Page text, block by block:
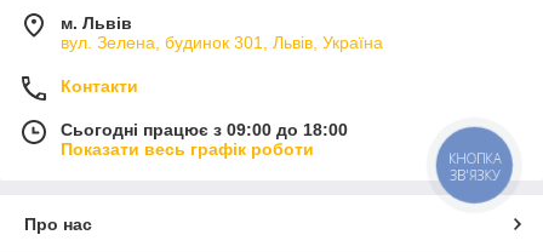
м. Львів
вул. Зелена, будинок 301, Львів, Україна
Контакти
Сьогодні працює з 09:00 до 18:00
Показати весь графік роботи
Про нас
КНОПКА
ЗВ'ЯЗКУ